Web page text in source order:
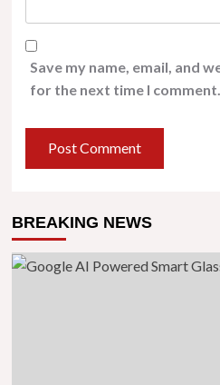
Save my name, email, and
for the next time I comment.
BREAKING NEWS